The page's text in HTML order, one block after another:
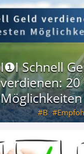
I❶I Schnell
verdienen: 20
Möglichkeiten
B